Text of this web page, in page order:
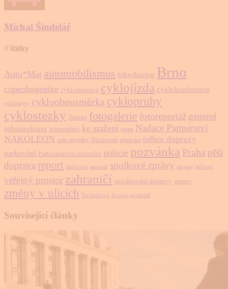
Michal Šindelář
// štítky
Auto*Mat automobilismus bikesharing Brno
copenhagenize cyklodoprava cyklojízda cyklokonference
cyklomýty cykloobousměrka cyklopruhy
cyklostezky Dánsko fotogalerie fotoreportáž generel
infrastruktura jednosměrky ke stažení mapa Nadace Partnerství
NAKOLEON naše projekty Nizozemí německo odbor dopravy
parkování Participativní rozpočet policie pozvánka Praha pěší
doprava report rozhovor seminář spolkové zprávy stojany stížnost
veřejný prostor zahraničí zklidňování dopravy zmeny
změny v ulicích Štefánikova životní prostředí
Související články